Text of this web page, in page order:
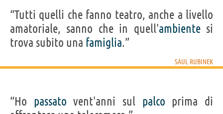
FILM/SERIE TV DI SAUL RUBINEK
“Tutti quelli che fanno teatro, anche a livello
amatoriale, sanno che in quell'ambientesi
trova subito una famiglia.”
SAUL RUBINEK
“Ho passato vent'anni sul palco prima di